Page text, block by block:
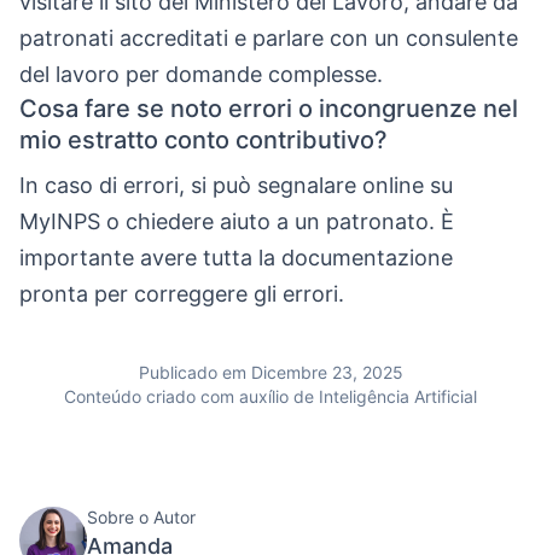
patronati accreditati e parlare con un consulente
del lavoro per domande complesse.
Cosa fare se noto errori o incongruenze nel
mio estratto conto contributivo?
In caso di errori, si può segnalare online su
MyINPS o chiedere aiuto a un patronato. È
importante avere tutta la documentazione
pronta per correggere gli errori.
Publicado em Dicembre 23, 2025
Conteúdo criado com auxílio de Inteligência Artificial
Sobre o Autor
Amanda